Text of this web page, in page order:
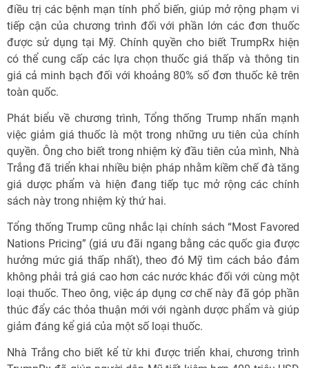
điều trị các bệnh mạn tính phổ biến, giúp mở rộng phạm vi
tiếp cận của chương trình đối với phần lớn các đơn thuốc
được sử dụng tại Mỹ. Chính quyền cho biết TrumpRx hiện
có thể cung cấp các lựa chọn thuốc giá thấp và thông tin
giá cả minh bạch đối với khoảng 80% số đơn thuốc kê trên
toàn quốc.
Phát biểu về chương trình, Tổng thống Trump nhấn mạnh
việc giảm giá thuốc là một trong những ưu tiên của chính
quyền. Ông cho biết trong nhiệm kỳ đầu tiên của mình, Nhà
Trắng đã triển khai nhiều biện pháp nhằm kiềm chế đà tăng
giá dược phẩm và hiện đang tiếp tục mở rộng các chính
sách này trong nhiệm kỳ thứ hai.
Tổng thống Trump cũng nhắc lại chính sách “Most Favored
Nations Pricing” (giá ưu đãi ngang bằng các quốc gia được
hưởng mức giá thấp nhất), theo đó Mỹ tìm cách bảo đảm
không phải trả giá cao hơn các nước khác đối với cùng một
loại thuốc. Theo ông, việc áp dụng cơ chế này đã góp phần
thúc đẩy các thỏa thuận mới với ngành dược phẩm và giúp
giảm đáng kể giá của một số loại thuốc.
Nhà Trắng cho biết kể từ khi được triển khai, chương trình